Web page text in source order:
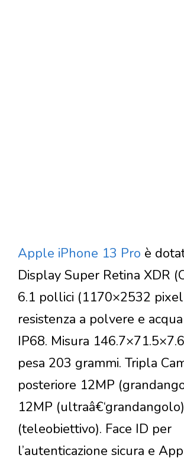
Apple iPhone 13 Pro è
Display Super Retina XDR
6.1 pollici (1170×2532
resistenza a polvere e
IP68. Misura
pesa 203 grammi. Tripla
posteriore 12MP
12MP
(teleobiettivo). Face ID per
l’autenticazione sicura e